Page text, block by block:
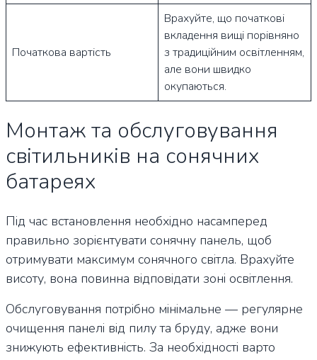
Початкова вартість
Врахуйте, що початкові
вкладення вищі порівняно
з традиційним освітленням,
але вони швидко
окупаються.
Монтаж та обслуговування
світильників на сонячних
батареях
Під час встановлення необхідно насамперед
правильно зорієнтувати сонячну панель, щоб
отримувати максимум сонячного світла. Врахуйте
висоту, вона повинна відповідати зоні освітлення.
Обслуговування потрібно мінімальне — регулярне
очищення панелі від пилу та бруду, адже вони
знижують ефективність. За необхідності варто